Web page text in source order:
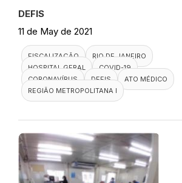
DEFIS
11 de May de 2021
FISCALIZAÇÃO
RIO DE JANEIRO
HOSPITAL GERAL
COVID-19
CORONAVÍRUS
DEFIS
ATO MÉDICO
REGIÃO METROPOLITANA I